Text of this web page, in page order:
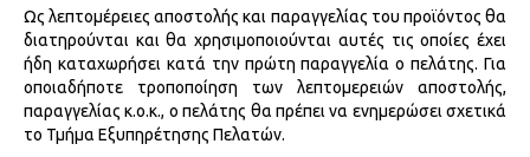
Ως λεπτομέρειες αποστολής και παραγγελίας του προϊόντος θα
διατηρούνται και θα χρησιμοποιούνται αυτές τις οποίες έχει
ήδη καταχωρήσει κατά την πρώτη παραγγελία ο πελάτης. Για
οποιαδήποτε τροποποίηση των λεπτομερειών αποστολής,
παραγγελίας κ.ο.κ., ο πελάτης θα πρέπει να ενημερώσει σχετικά
το Τμήμα Εξυπηρέτησης Πελατών.